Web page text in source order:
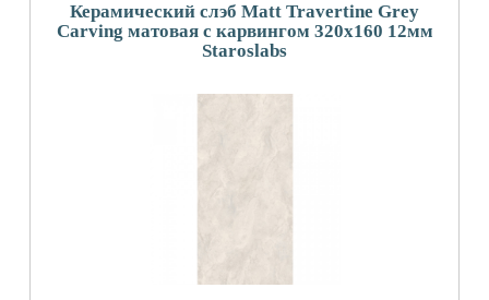
Керамический слэб Matt Travertine Grey
Carving матовая с карвингом 320x160 12мм
Staroslabs